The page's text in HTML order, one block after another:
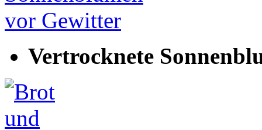
Vertrocknete